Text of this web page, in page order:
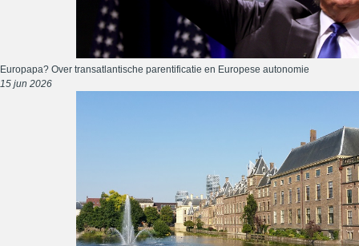
Europapa? Over transatlantische parentificatie en Europese autonomie
15 jun 2026